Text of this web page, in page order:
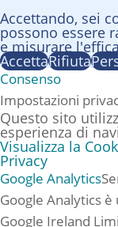
Accettando, sei
possono essere
e misurare
AccettaRifiuta
Consenso
Impostazioni
Questo sito
esperienza di
Visualizza la
Privacy
Google Analytics
Google Analytics
Google Ireland